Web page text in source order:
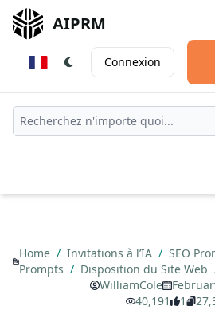
AIPRM
Connexion
Home / Invitations à l’IA / SEO
Prompts / Disposition du Site Web
WilliamCole
40,191
1